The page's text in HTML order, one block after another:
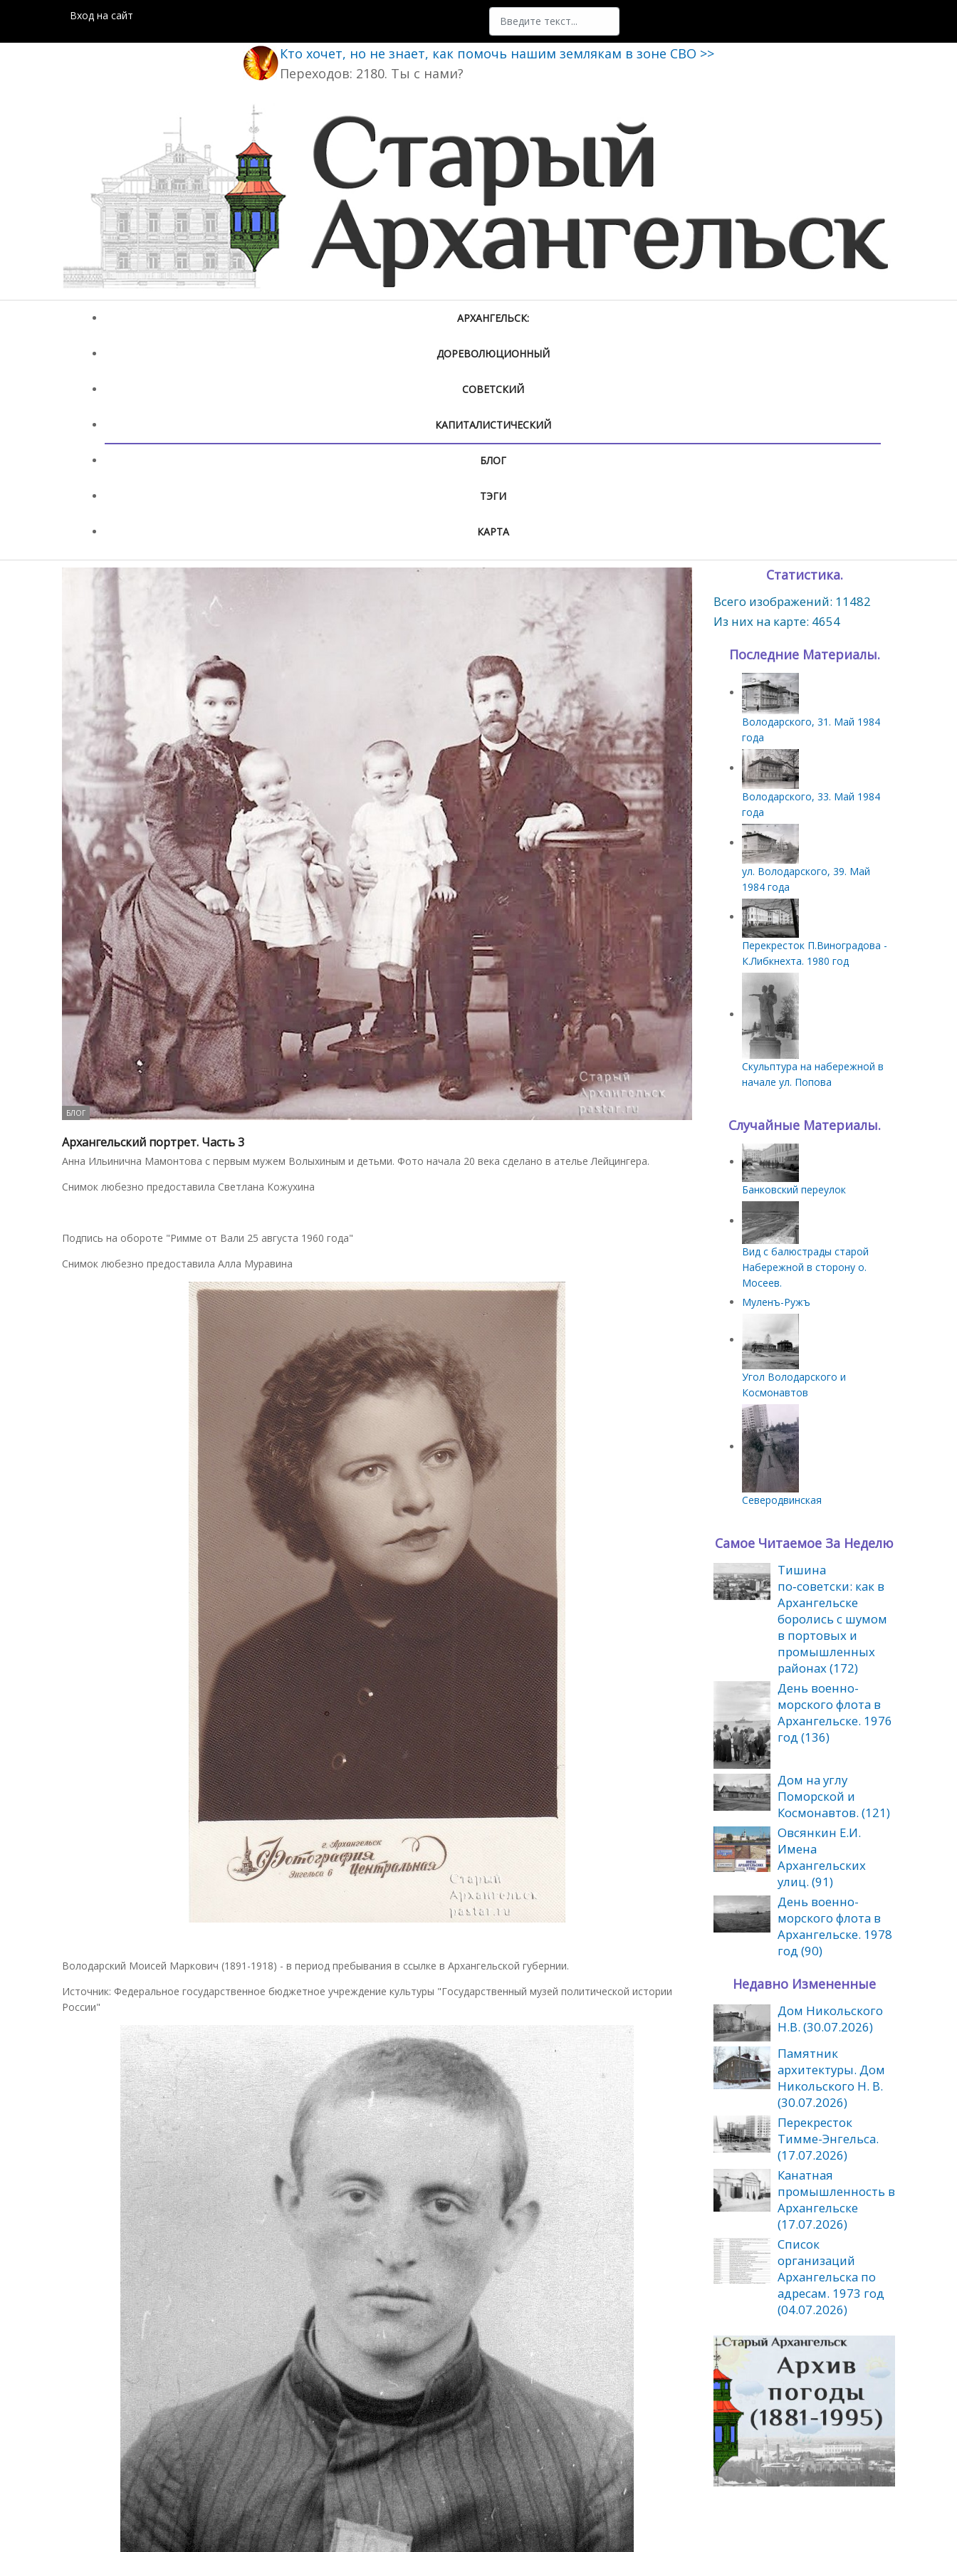
Вход на сайт Поиск
Кто хочет, но не знает, как помочь нашим землякам в зоне СВО >>
Переходов: 2180. Ты с нами?
АРХАНГЕЛЬСК:
ДОРЕВОЛЮЦИОННЫЙ
СОВЕТСКИЙ
КАПИТАЛИСТИЧЕСКИЙ
БЛОГ
ТЭГИ
КАРТА
БЛОГ
Архангельский портрет. Часть 3
Анна Ильинична Мамонтова с первым мужем Волыхиным и детьми. Фото начала 20 века сделано в ателье Лейцингера.
Снимок любезно предоставила Светлана Кожухина
Подпись на обороте "Римме от Вали 25 августа 1960 года"
Снимок любезно предоставила Алла Муравина
Володарский Моисей Маркович (1891-1918) - в период пребывания в ссылке в Архангельской губернии.
Источник: Федеральное государственное бюджетное учреждение культуры "Государственный музей политической истории
России"
Статистика.
Всего изображений: 11482
Из них на карте: 4654
Последние Материалы.
Володарского, 31. Май 1984
года
Володарского, 33. Май 1984
года
ул. Володарского, 39. Май
1984 года
Перекресток П.Виноградова -
К.Либкнехта. 1980 год
Скульптура на набережной в
начале ул. Попова
Случайные Материалы.
Банковский переулок
Вид с балюстрады старой
Набережной в сторону о.
Мосеев.
Муленъ-Ружъ
Угол Володарского и
Космонавтов
Северодвинская
Самое Читаемое За Неделю
Тишина
по‑советски: как в
Архангельске
боролись с шумом
в портовых и
промышленных
районах (172)
День военно-
морского флота в
Архангельске. 1976
год (136)
Дом на углу
Поморской и
Космонавтов. (121)
Овсянкин Е.И.
Имена
Архангельских
улиц. (91)
День военно-
морского флота в
Архангельске. 1978
год (90)
Недавно Измененные
Дом Никольского
Н.В. (30.07.2026)
Памятник
архитектуры. Дом
Никольского Н. В.
(30.07.2026)
Перекресток
Тимме-Энгельса.
(17.07.2026)
Канатная
промышленность в
Архангельске
(17.07.2026)
Список
организаций
Архангельска по
адресам. 1973 год
(04.07.2026)